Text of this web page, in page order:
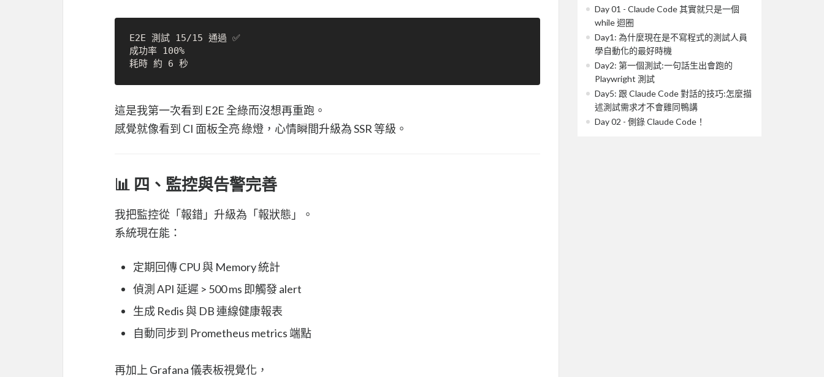
E2E 測試 15/15 通過 ✅
成功率 100%
這是我第一次看到 E2E 全綠而沒想再重跑。
感覺就像看到 CI 面板全亮 綠燈，心情瞬間升級為 SSR 等級。
📊 四、監控與告警完善
我把監控從「報錯」升級為「報狀態」。
系統現在能：
定期回傳 CPU 與 Memory 統計
偵測 API 延遲 > 500 ms 即觸發 alert
生成 Redis 與 DB 連線健康報表
自動同步到 Prometheus metrics 端點
再加上 Grafana 儀表板視覺化，
Day 01 - Claude Code 其實就只是一個
while 迴圈
Day1: 為什麼現在是不寫程式的測試人員
學自動化的最好時機
Day2: 第一個測試:一句話生出會跑的
Playwright 測試
Day5: 跟 Claude Code 對話的技巧:怎麼描
述測試需求才不會雞同鴨講
Day 02 - 側錄 Claude Code！